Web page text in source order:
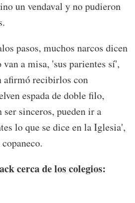
un vendaval y no pudieron
pasos, muchos narcos dicen
a misa, 'sus parientes sí',
afirmó recibirlos con
espada de doble filo,
ser sinceros, pueden ir a
lo que se dice en la Iglesia',
cercade los colegios: